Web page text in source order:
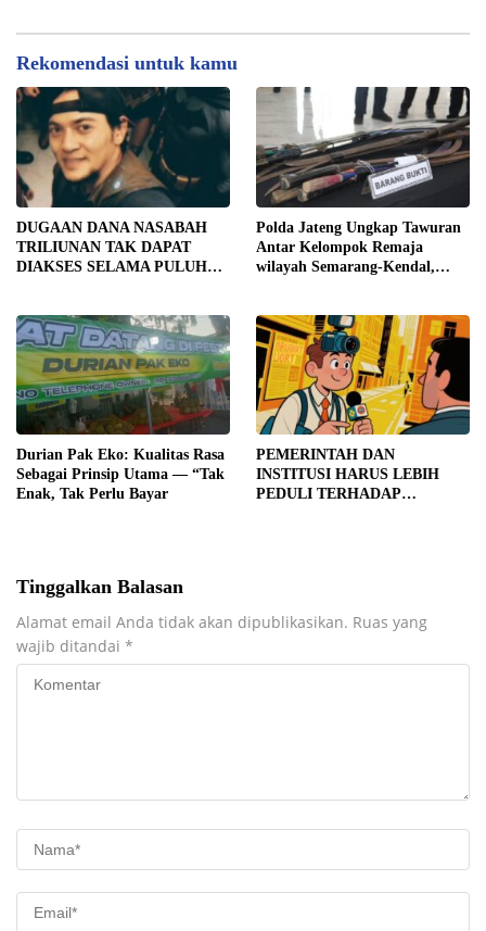
Rekomendasi untuk kamu
DUGAAN DANA NASABAH
TRILIUNAN TAK DAPAT
DIAKSES SELAMA PULUHAN
TRANSPARANSI DAN
PEMERIKSAAN
MENYELURUH
Polda Jateng Ungkap Tawuran
Antar Kelompok Remaja
wilayah Semarang-Kendal,
Durian Pak Eko: Kualitas Rasa
Sebagai Prinsip Utama — “Tak
Enak, Tak Perlu Bayar
PEMERINTAH DAN
INSTITUSI HARUS LEBIH
PEDULI TERHADAP
Tinggalkan Balasan
Alamat email Anda tidak akan dipublikasikan. Ruas yang
wajib ditandai *